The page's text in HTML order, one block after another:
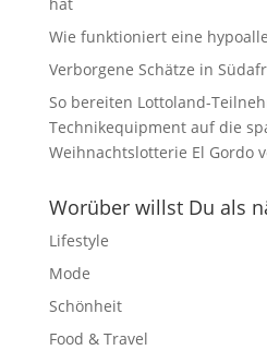
Wie funktioniert eine
Verborgene Schätze in
So bereiten Lottoland-
Technikequipment auf die
Weihnachtslotterie El Gordo
Worüber willst Du als
Lifestyle
Mode
Schönheit
Food & Travel